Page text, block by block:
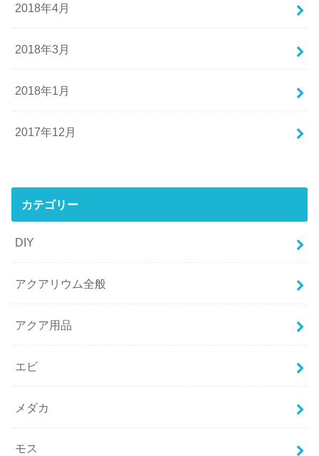
2018年4月
2018年3月
2018年1月
2017年12月
カテゴリー
DIY
アクアリウム全般
アクア用品
エビ
メダカ
モス